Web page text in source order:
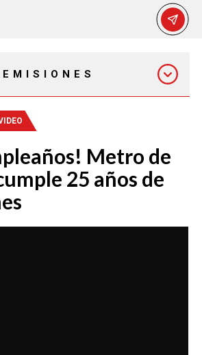
EMISIONES
MAÑANA EXPRESS
EMISIÓN 12:30 PM
EMISIÓN 7:00 PM
Metro de
25 años de